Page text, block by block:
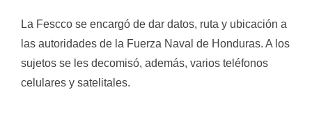
La Fescco se encargó de dar datos, ruta y ubicación a
las autoridades de la Fuerza Naval de Honduras. A los
sujetos se les decomisó, además, varios teléfonos
celulares y satelitales.